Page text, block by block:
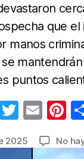
que el
manos
puntos
F T
itt
E
ail
Pi
er
2025 No